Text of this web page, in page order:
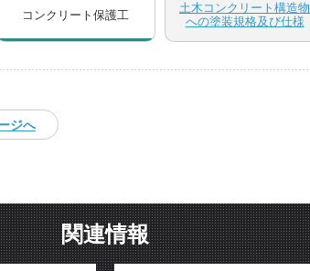
コンクリート保護工
土木コンクリート構造物
への塗装規格及び仕様
ジへ
関連情報